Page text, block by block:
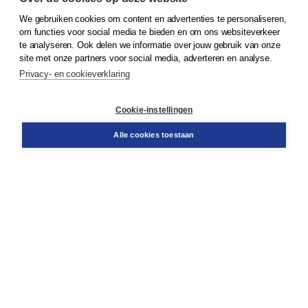
© 2026Koninklijke Boom uitgevers
Klantenservice
Service & informatie
Contact
We gebruiken cookies om content en advertenties te personaliseren,
om functies voor social media te bieden en om ons websiteverkeer
te analyseren. Ook delen we informatie over jouw gebruik van onze
site met onze partners voor social media, adverteren en analyse.
Privacy- en cookieverklaring
Cookie-instellingen
Alle cookies toestaan